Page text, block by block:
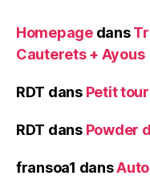
Homepagedans
Cauterets + Ayous
RDT dans Petit
RDT dans Powder
fransoa1 dans